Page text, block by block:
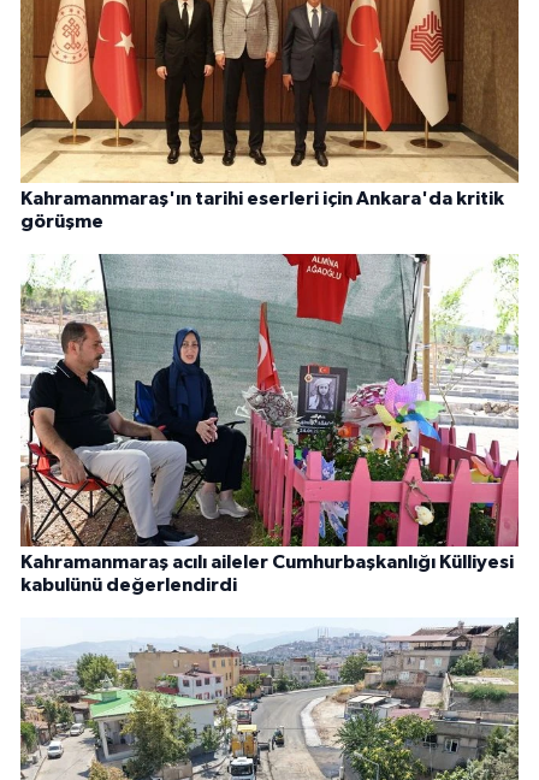
Kahramanmaraş'ın tarihi eserleri için Ankara'da kritik
görüşme
Kahramanmaraş acılı aileler Cumhurbaşkanlığı Külliyesi
kabulünü değerlendirdi